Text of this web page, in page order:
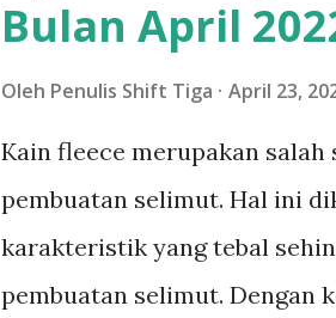
Education , yang dapat
orang tua saya mendukung
Bulan April
Oleh Penulis Shift Tiga April 23,
Kain fleece merupakan salah
pembuatan selimut. Hal ini
karakteristik yang tebal
pembuatan selimut. Dengan